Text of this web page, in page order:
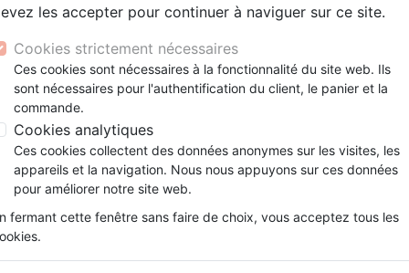
Testaments
Etude biblique
NEG
Darby
Bandes dessinées
Santé
Ethique, société, politique
Couple
Découverte de la foi
Psychologie
Apologétique
ans
Adolescents, jeunes
Latino, Folk
Soul
Rap, Hip-hop
Hardrock, Métal
Pop, Rock
animés
conférences
Films, fiction
Jeux
de vie - recueil de chants - PDF
Source de vie
recueil de chants - PDF
Auteur :Hugh E. Alexander
RéférenceMB3409-PDF EAN9782826098003
les accepter pour continuer à naviguer sur ce site.
Cookies strictement nécessaires
Ces cookies sont nécessaires à la fonctionnalité du site web. Ils
sont nécessaires pour l'authentification du client, le panier et la
commande.
Cookies analytiques
Ces cookies collectent des données anonymes sur les visites, les
appareils et la navigation. Nous nous appuyons sur ces données
pour améliorer notre site web.
fermant cette fenêtre sans faire de choix, vous acceptez tous les